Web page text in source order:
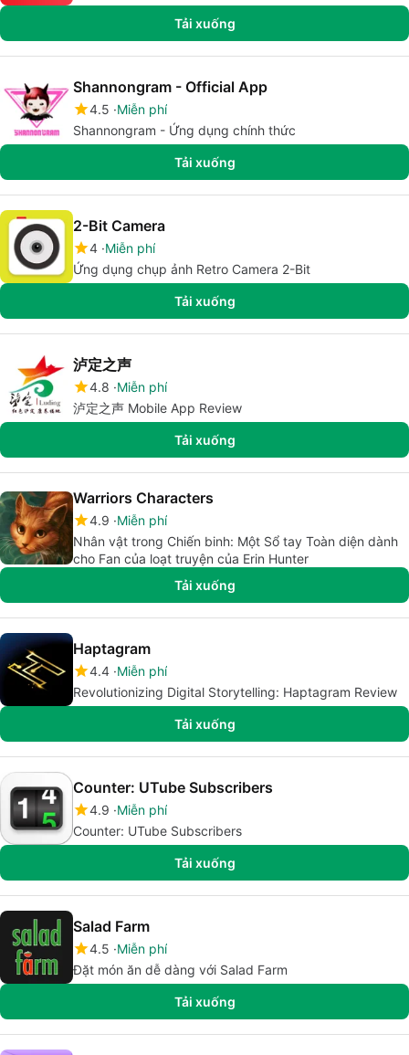
Tải xuống
Shannongram - Official App
4.5 Miễn phí
Shannongram - Ứng dụng chính thức
Tải xuống
2-Bit Camera
4 Miễn phí
Ứng dụng chụp ảnh Retro Camera 2-Bit
Tải xuống
泸定之声
4.8 Miễn phí
泸定之声 Mobile App Review
Tải xuống
Warriors Characters
4.9 Miễn phí
Nhân vật trong Chiến binh: Một Sổ tay Toàn diện dành
cho Fan của loạt truyện của Erin Hunter
Tải xuống
Haptagram
4.4 Miễn phí
Revolutionizing Digital Storytelling: Haptagram Review
Tải xuống
Counter: UTube Subscribers
4.9 Miễn phí
Counter: UTube Subscribers
Tải xuống
Salad Farm
4.5 Miễn phí
Đặt món ăn dễ dàng với Salad Farm
Tải xuống